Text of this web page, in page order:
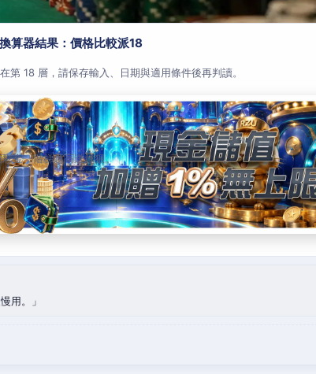
算器結果：價格比較派18
第 18 層，請保存輸入、日期與適用條件後再判讀。
金，階梯越高送越狠。
用。